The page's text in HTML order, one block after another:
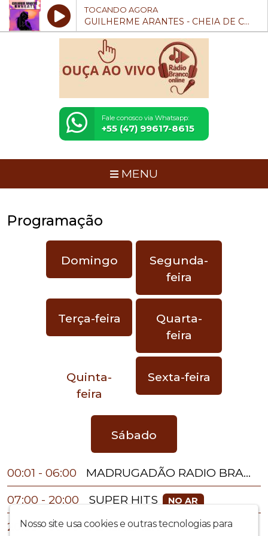
TOCANDO AGORA
GUILHERME ARANTES - CHEIA DE CHARME (REMIX)~2
Fale conosco via Whatsapp:
+55 (47) 99617-8615
MENU
Programação
Domingo
Segunda-
feira
Terça-feira
Quarta-
feira
Quinta-
feira
Sexta-feira
Sábado
00:01 - 06:00
MADRUGADÃO RADIO BRANCO
07:00 - 20:00
SUPER HITS NO AR
20:00 - 00:00 FLASHBACK
Nosso site usa cookies e outras tecnologias para